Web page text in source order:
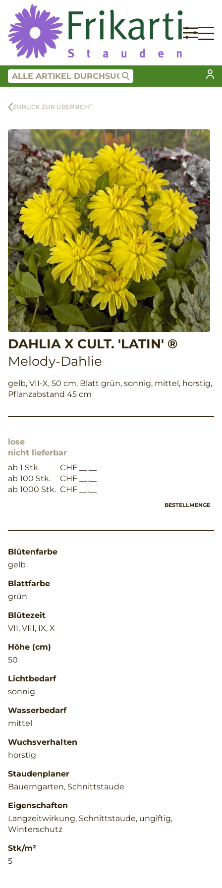
ZURÜCK ZUR ÜBERSICHT
DAHLIA X CULT. 'LATIN' ®
Melody-Dahlie
gelb, VII-X, 50 cm, Blatt grün, sonnig, mittel, horstig,
Pflanzabstand 45 cm
lose
nicht lieferbar
ab 1 Stk.
CHF __,__
ab 100 Stk.
CHF __,__
ab 1000 Stk. CHF __,__
BESTELLMENGE
Blütenfarbe
gelb
Blattfarbe
grün
Blütezeit
VII, VIII, IX, X
Höhe (cm)
50
Lichtbedarf
sonnig
Wasserbedarf
mittel
Wuchsverhalten
horstig
Staudenplaner
Bauerngarten, Schnittstaude
Eigenschaften
Langzeitwirkung, Schnittstaude, ungiftig,
Winterschutz
Stk/m²
5